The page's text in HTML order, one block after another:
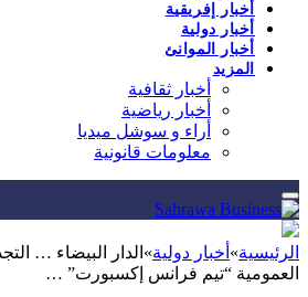
أخبار إفريقية
أخبار دولية
أخبار الموانئ
المزيد
أخبار ثقافية
أخبار رياضية
أراء و سوشل ميديا
معلومات قانونية
الرئيسية» أخبار دولية» الدار البيضاء …
العمومية “تيم فرانس إكسبورت” …